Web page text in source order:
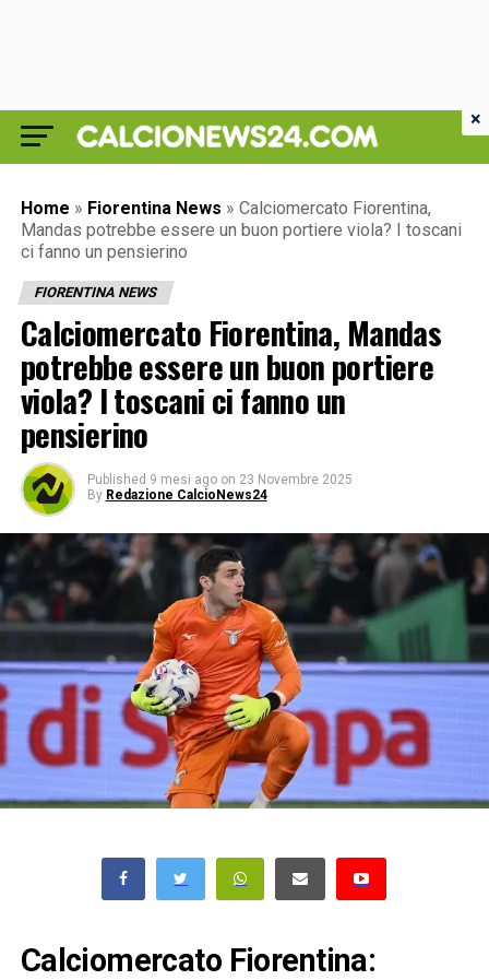
Home » Fiorentina News » Calciomercato Fiorentina,
Mandas potrebbe essere un buon portiere viola? I toscani
ci fanno un pensierino
FIORENTINA NEWS
Calciomercato Fiorentina, Mandas
potrebbe essere un buon portiere
viola? I toscani ci fanno un
pensierino
Published 9 mesi ago on 23 Novembre 2025
By Redazione CalcioNews24
Calciomercato Fiorentina:
×